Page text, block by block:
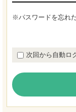
※パスワードを忘れ
次回から自動ロ